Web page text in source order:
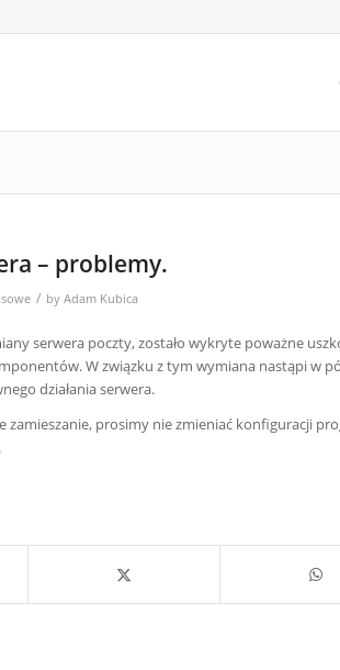
– problemy.
/ by Adam Kubica
serwera poczty, zostało wykryte poważne
W związku z tym wymiana nastąpi w
działania serwera.
zamieszanie, prosimy nie zmieniać konfiguracji